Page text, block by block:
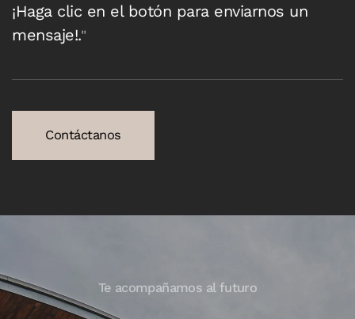
¡Haga clic en el botón para enviarnos un
mensaje!."
Contáctanos
Te acompañamos al futuro